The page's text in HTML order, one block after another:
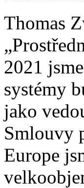
Thomas
2021
systémy
jako
Smlouvy
Europe